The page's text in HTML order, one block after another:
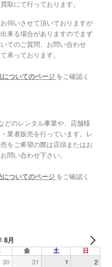
取にて行っております。
伺いさせて頂いておりますが
来る場合がありますのでまず
てのご質問、お問い合わせ
承っております。
についてのページ をご確認く
どのレンタル事業や、店舗様
業者販売を行っています。レ
をご希望の際は店頭またはお
問い合わせ下さい。
についてのページ をご確認く
8月
金 土 日
30 31 1 2